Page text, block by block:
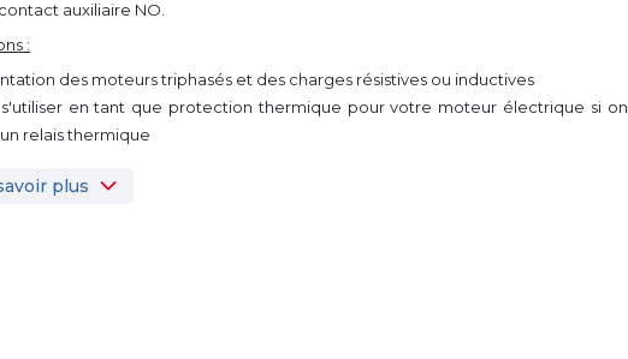
contact auxiliaire NO.
:
des moteurs triphasés et des charges résistives ou inductives
en tant que protection thermique pour votre moteur électrique si on
relais thermique
plus